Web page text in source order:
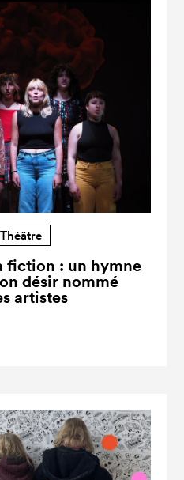
Théâtre
fiction : un hymne
désir nommé
artistes